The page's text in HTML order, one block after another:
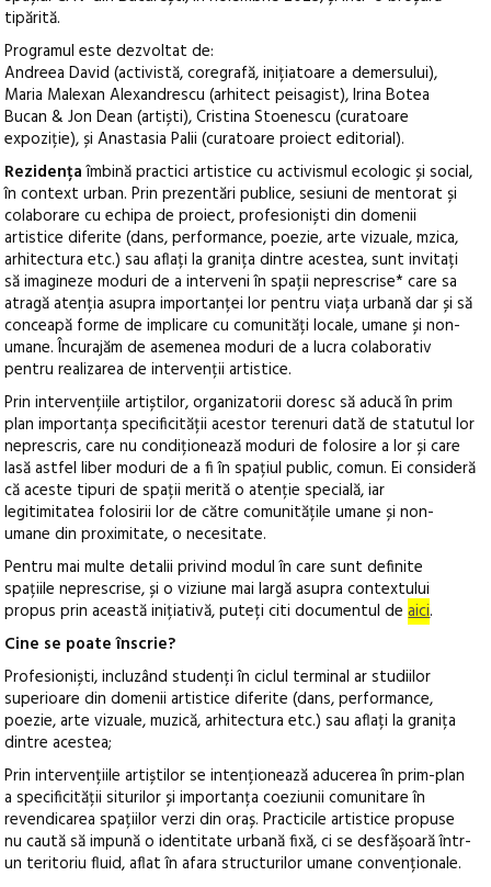
tipărită.
Programul este dezvoltat de:
Andreea David (activistă, coregrafă, inițiatoare a demersului),
Maria Malexan Alexandrescu (arhitect peisagist), Irina Botea
Bucan & Jon Dean (artiști), Cristina Stoenescu (curatoare
expoziție), și Anastasia Palii (curatoare proiect editorial).
Rezidențaîmbină practici artistice cu activismul ecologic și social,
în context urban. Prin prezentări publice, sesiuni de mentorat și
colaborare cu echipa de proiect, profesioniști din domenii
artistice diferite (dans, performance, poezie, arte vizuale, mzica,
arhitectura etc.) sau aflați la granița dintre acestea, sunt invitați
să imagineze moduri de a interveni în spații neprescrise* care sa
atragă atenția asupra importanței lor pentru viața urbană dar și să
conceapă forme de implicare cu comunități locale, umane și non-
umane. Încurajăm de asemenea moduri de a lucra colaborativ
pentru realizarea de intervenții artistice.
Prin intervențiile artiștilor, organizatorii doresc să aducă în prim
plan importanța specificității acestor terenuri dată de statutul lor
neprescris, care nu condiționează moduri de folosire a lor și care
lasă astfel liber moduri de a fi în spațiul public, comun. Ei consideră
că aceste tipuri de spații merită o atenție specială, iar
legitimitatea folosirii lor de către comunitățile umane și non-
umane din proximitate, o necesitate.
Pentru mai multe detalii privind modul în care sunt definite
spațiile neprescrise, și o viziune mai largă asupra contextului
propus prin această inițiativă, puteți citi documentul deaici.
Cine se poate înscrie?
Profesioniști, incluzând studenți în ciclul terminal ar studiilor
superioare din domenii artistice diferite (dans, performance,
poezie, arte vizuale, muzică, arhitectura etc.) sau aflați la granița
dintre acestea;
Prin intervențiile artiștilor se intenționează aducerea în prim-plan
a specificității siturilor și importanța coeziunii comunitare în
revendicarea spațiilor verzi din oraș. Practicile artistice propuse
nu caută să impună o identitate urbană fixă, ci se desfășoară într-
un teritoriu fluid, aflat în afara structurilor umane convenționale.